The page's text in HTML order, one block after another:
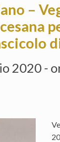
–
2020 -